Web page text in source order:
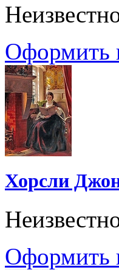
Оформить
Хорсли
Оформить